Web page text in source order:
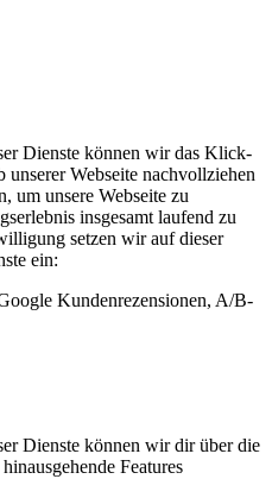
Dienste können wir das Klick-
Webseite nachvollziehen
um unsere Webseite zu
insgesamt laufend zu
setzen wir auf dieser
ein:
Kundenrezensionen, A/B-
Dienste können wir dir über die
Features